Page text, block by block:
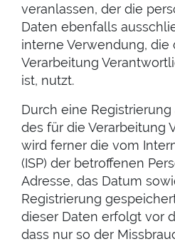
veranlassen, der die
Daten ebenfalls
interne Verwendung, die
Verarbeitung
ist, nutzt.
Durch eine
des für die Verarbeitung
wird ferner die vom
(ISP) der betroffenen
Adresse, das Datum
Registrierung
dieser Daten erfolgt vor
dass nur so der